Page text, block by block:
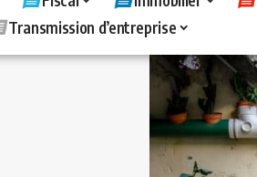
Transmission d’entreprise